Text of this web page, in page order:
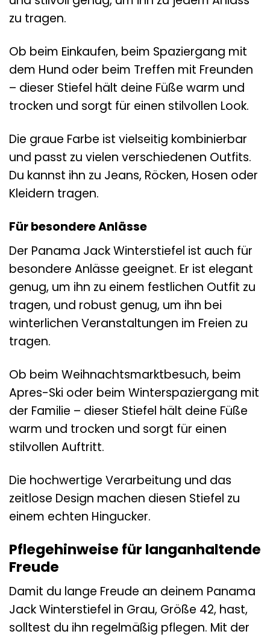
zu tragen.
Ob beim Einkaufen, beim Spaziergang mit
dem Hund oder beim Treffen mit Freunden
– dieser Stiefel hält deine Füße warm und
trocken und sorgt für einen stilvollen Look.
Die graue Farbe ist vielseitig kombinierbar
und passt zu vielen verschiedenen Outfits.
Du kannst ihn zu Jeans, Röcken, Hosen oder
Kleidern tragen.
Für besondere Anlässe
Der Panama Jack Winterstiefel ist auch für
besondere Anlässe geeignet. Er ist elegant
genug, um ihn zu einem festlichen Outfit zu
tragen, und robust genug, um ihn bei
winterlichen Veranstaltungen im Freien zu
tragen.
Ob beim Weihnachtsmarktbesuch, beim
Apres-Ski oder beim Winterspaziergang mit
der Familie – dieser Stiefel hält deine Füße
warm und trocken und sorgt für einen
stilvollen Auftritt.
Die hochwertige Verarbeitung und das
zeitlose Design machen diesen Stiefel zu
einem echten Hingucker.
Pflegehinweise für langanhaltende
Freude
Damit du lange Freude an deinem Panama
Jack Winterstiefel in Grau, Größe 42, hast,
solltest du ihn regelmäßig pflegen. Mit der